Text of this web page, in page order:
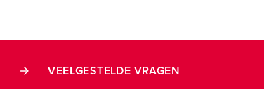
VEELGESTELDE VRAGEN